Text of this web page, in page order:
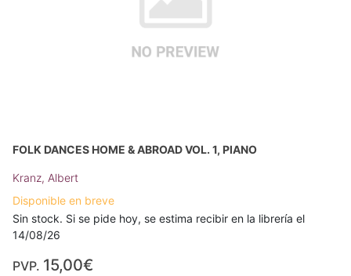
FOLK DANCES HOME & ABROAD VOL. 1, PIANO
Kranz, Albert
Disponible en breve
Sin stock. Si se pide hoy, se estima recibir en la librería el
14/08/26
PVP. 15,00€